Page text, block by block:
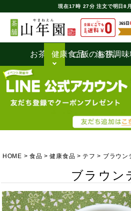
現在17時 27分 注文で明日8
お茶うけ健康食品ご飯のお供
海苔調
HOME 食品 健康食品 テフ ブラウン
ブラウン